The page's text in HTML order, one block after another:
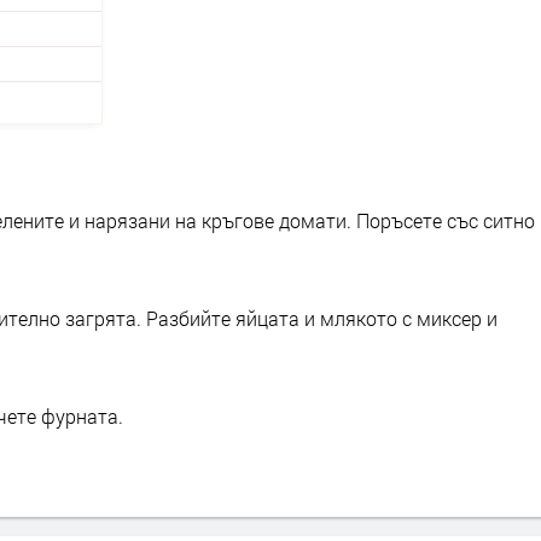
и нарязани на кръгове домати. Поръсете със ситно
загрята. Разбийте яйцата и млякото с миксер и
фурната.